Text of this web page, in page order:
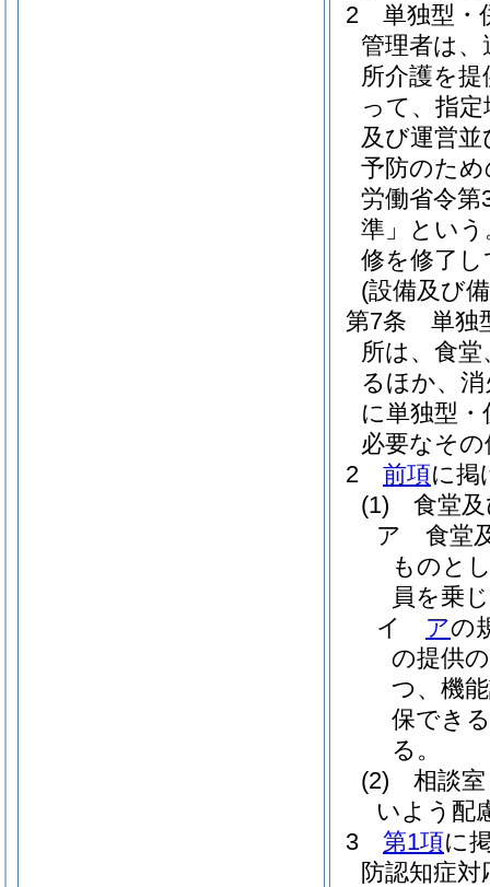
2
単独型・
管理者は、
所介護を
って、指
及び運営
予防のた
労働省令第
準」という
修を修了
(設備及び
第7条
単独
所は、食
るほか、
に単独型
必要なそ
2
前項に掲
(1)
食堂
ア
食堂
ものと
員を乗
イ
アの
の提供
つ、機
保でき
る。
(2)
相談
いよう配
3
第1項に
防認知症